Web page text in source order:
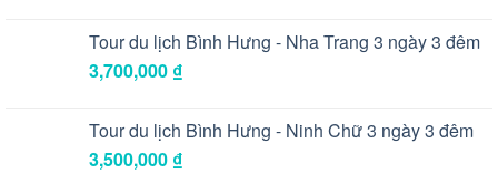
Tour du lịch Bình Hưng - Nha Trang 3 ngày 3 đêm
3,700,000 ₫
Tour du lịch Bình Hưng - Ninh Chữ 3 ngày 3 đêm
3,500,000 ₫